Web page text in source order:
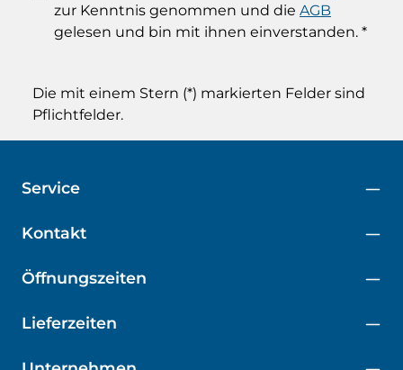
zur Kenntnis genommen und die AGB
gelesen und bin mit ihnen einverstanden. *
Die mit einem Stern (*) markierten Felder sind
Pflichtfelder.
Kontakt
Öffnungszeiten
Service
Lieferzeiten